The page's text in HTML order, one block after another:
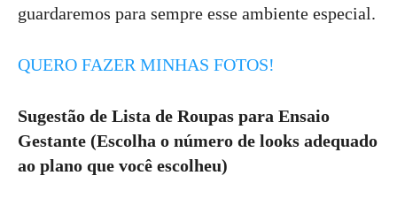
guardaremos para sempre esse ambiente especial.
QUERO FAZER MINHAS FOTOS!
Sugestão de Lista de Roupas para Ensaio
Gestante (Escolha o número de looks adequado
ao plano que você escolheu)